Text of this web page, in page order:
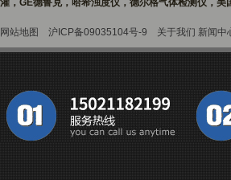
灌，GE德鲁克，哈希浊度仪，德尔格气体检测仪，美
网站地图 沪ICP备09035104号-9 关于我们 新闻中